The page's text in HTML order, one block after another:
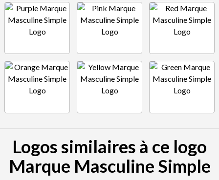
Logos similaires à ce logo
Marque Masculine Simple